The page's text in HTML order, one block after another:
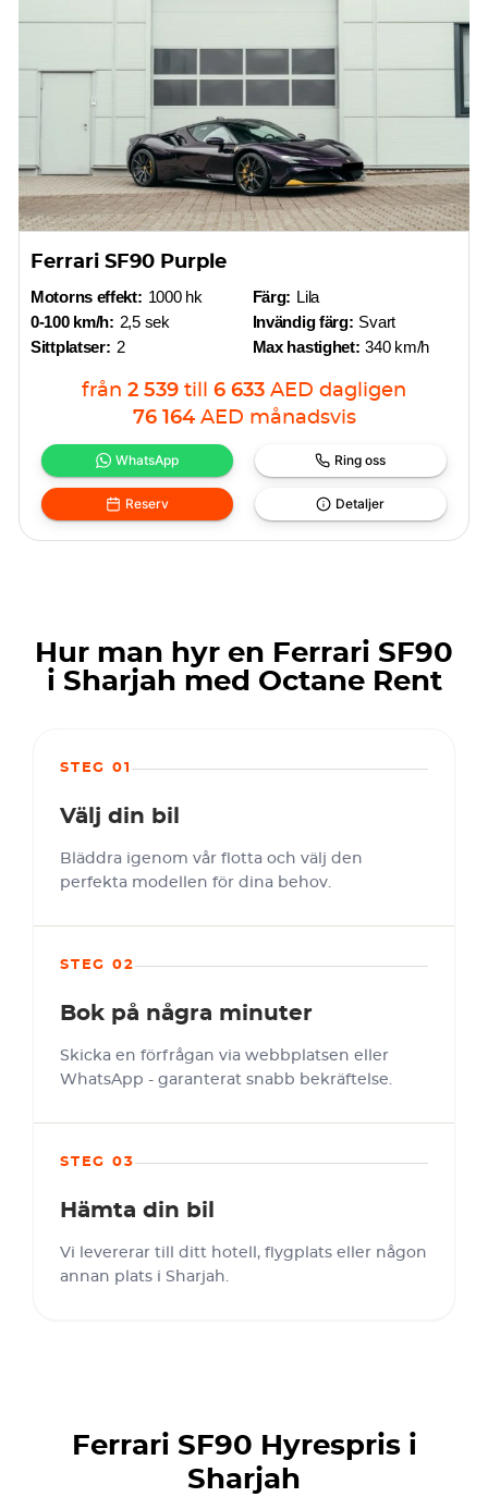
Ferrari SF90 Purple
Motorns effekt: 1000 hk
0-100 km/h: 2,5 sek
Sittplatser: 2
Färg: Lila
Invändig färg: Svart
Max hastighet: 340 km/h
från 2 539 till 6 633 AED dagligen
76 164 AED månadsvis
WhatsApp Ring oss
Reserv Detaljer
Hur man hyr en Ferrari SF90
i Sharjah med Octane Rent
STEG 01
Välj din bil
Bläddra igenom vår flotta och välj den
perfekta modellen för dina behov.
STEG 02
Bok på några minuter
Skicka en förfrågan via webbplatsen eller
WhatsApp - garanterat snabb bekräftelse.
STEG 03
Hämta din bil
Vi levererar till ditt hotell, flygplats eller någon
annan plats i Sharjah.
Ferrari SF90 Hyrespris i
Sharjah